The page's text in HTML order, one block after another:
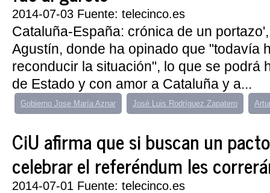
2014-07-03 Fuente: telecinco.es
Cataluña-España: crónica de un
Agustín, donde ha opinado que "todavía
reconducir la situación", lo que se podrá
de Estado y con amor a Cataluña y a...
Gobierno Jose María Aznar José Luis Rodríguez Zapatero
CiU afirma que si buscan un
celebrar el referéndum les
2014-07-01 Fuente: telecinco.es